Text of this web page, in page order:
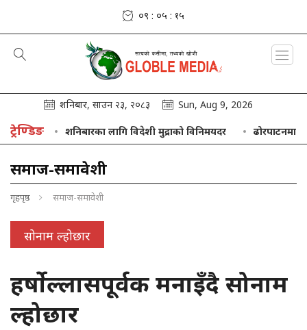
०९ : ०५ : १६
शनिबार, साउन २३, २०८३ Sun, Aug 9, 2026
ट्रेण्डिङशनिबारका लागि विदेशी मुद्राको विनिमयदर ढोरपाटनमा ३७
समाज-समावेशी
गृहपृष्ठ समाज-समावेशी
सोनाम ल्होछार
हर्षोल्लासपूर्वक मनाइँदै सोनाम
ल्होछार